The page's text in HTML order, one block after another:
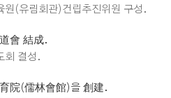
원(유림회관)건립추진위원 구성.
會 結成.
회 결성.
院(儒林會館)을 創建.